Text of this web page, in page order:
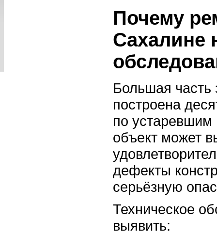
Почему
Сахалине
Большая часть
построена
по
объект может
дефекты
серьёзную
Техническое
выявить: